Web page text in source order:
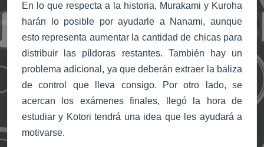
En lo que respecta a la historia, Murakami y Kuroha
harán lo posible por ayudarle a Nanami, aunque
esto representa aumentar la cantidad de chicas para
distribuir las píldoras restantes. También hay un
problema adicional, ya que deberán extraer la baliza
de control que lleva consigo. Por otro lado, se
acercan los exámenes finales, llegó la hora de
estudiar y Kotori tendrá una idea que les ayudará a
motivarse.